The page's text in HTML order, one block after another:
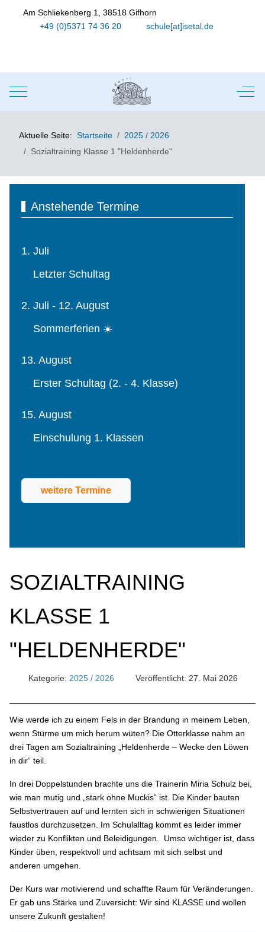
Am Schliekenberg 1, 38518 Gifhorn
+49 (0)5371 74 36 20
schule[at]isetal.de
Mobile Menu Toggle Off-
Aktuelle Seite:Startseite
2025 / 2026
Sozialtraining Klasse 1 "Heldenherde"
Anstehende Termine
1. Juli
Letzter Schultag
2. Juli - 12. August
Sommerferien ☀️
13. August
Erster Schultag (2. - 4. Klasse)
15. August
Einschulung 1. Klassen
weitere Termine
SOZIALTRAINING
KLASSE 1
"HELDENHERDE"
Kategorie:2025 / 2026 Veröffentlicht: 27. Mai 2026
Wie werde ich zu einem Fels in der Brandung in meinem Leben,
wenn Stürme um mich herum wüten? Die Otterklasse nahm an
drei Tagen am Sozialtraining „Heldenherde – Wecke den Löwen
in dir“ teil.
In drei Doppelstunden brachte uns die Trainerin Miria Schulz bei,
wie man mutig und „stark ohne Muckis“ ist. Die Kinder bauten
Selbstvertrauen auf und lernten sich in schwierigen Situationen
faustlos durchzusetzen. Im Schulalltag kommt es leider immer
wieder zu Konflikten und Beleidigungen.
Umso wichtiger ist, dass
Kinder üben, respektvoll und achtsam mit sich selbst und
anderen umgehen.
Der Kurs war motivierend und schaffte Raum für Veränderungen.
Er gab uns Stärke und Zuversicht: Wir sind KLASSE und wollen
unsere Zukunft gestalten!